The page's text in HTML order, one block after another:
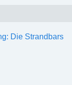
Die Strandbars